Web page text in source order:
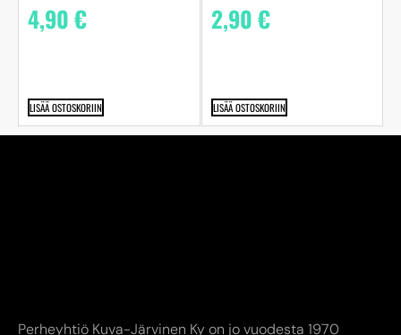
4,90€
LISÄÄ OSTOSKORIIN
2,90€
LISÄÄ OSTOSKORIIN
Perheyhtiö Kuva-Järvinen Ky on jo vuodesta 1970